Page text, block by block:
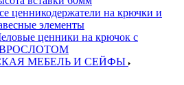
ценникодержатели на крючки и
элементы
ценники на крючок с
МЕБЕЛЬ И СЕЙФЫ